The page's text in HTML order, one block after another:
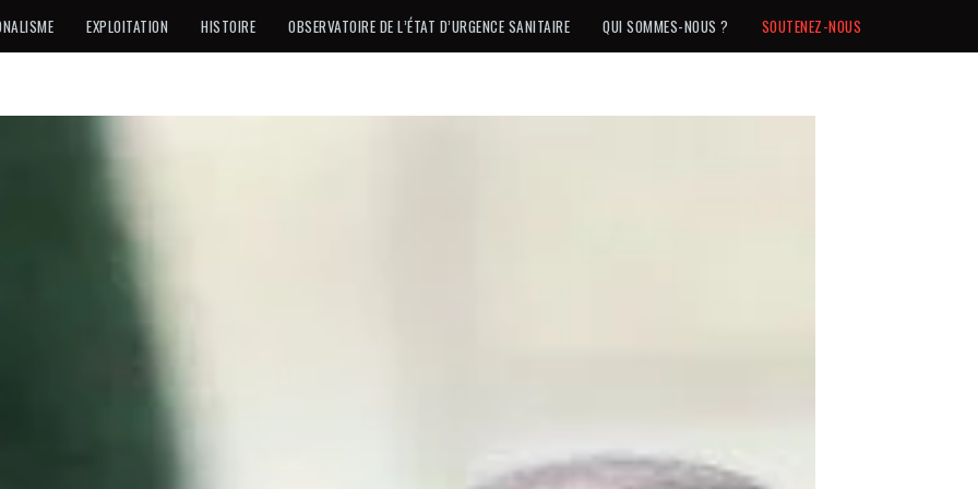
EXPLOITATION HISTOIRE OBSERVATOIRE DE L’ÉTAT D’URGENCE SANITAIRE QUI SOMMES-NOUS ? SOUTENEZ-NOUS